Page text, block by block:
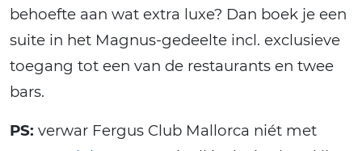
behoefte aan wat extra luxe? Dan boek je een
suite in het Magnus-gedeelte incl. exclusieve
toegang tot een van de restaurants en twee
bars.
PS: verwar Fergus Club Mallorca niét met